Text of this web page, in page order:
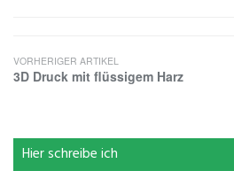
VORHERIGER ARTIKEL
3D Druck mit flüssigem Harz
Hier schreibe ich